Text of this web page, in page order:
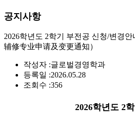
공지사항
2026학년도 2학기 부전공 신청/변경
辅修专业申请及变更通知）
작성자 :글로벌경영학과
등록일 :2026.05.28
조회수 :356
2026학년도 2학